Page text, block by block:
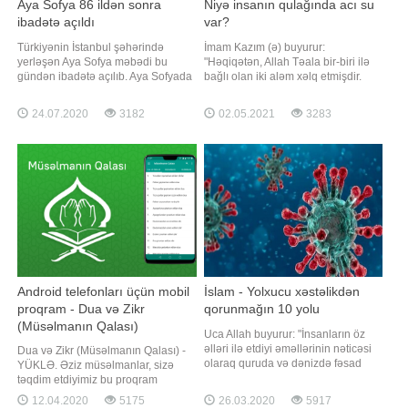
Aya Sofya 86 ildən sonra
ibadətə açıldı
Türkiyənin İstanbul şəhərində
yerləşən Aya Sofya məbədi bu
gündən ibadətə açılıb. Aya Sofyada
qılınacaq. İbadət zamanı
məbəddəki rəsmlərin üzəri
rəsmlərin üzəri açılacaq. Xatırladaq
ki, Türkiyə məhkəməsi İstanbuldak
24.07.2020 3182
Niyə insanın qulağında acı su
var?
İmam Kazım (ə) buyurur:
"Həqiqətən, Allah Təala bir-biri ilə
bağlı olan iki aləm xəlq etmişdir.
Suflidir. Hər iki aləmin yaradılışını
insanda icad etmişdir. Necə ki, bu
insanın başını da kürəvi şəklində
xəlq etmişdir. İnsanı
02.05.2021 3283
Android telefonları üçün mobil
proqram - Dua və Zikr
(Müsəlmanın Qalası)
Dua və Zikr (Müsəlmanın Qalası) -
YÜKLƏ. Əziz müsəlmanlar, sizə
təqdim etdiyimiz bu proqram
"Müsəlmanın Qalası" kitabçasının
12.04.2020 5175
İslam - Yolxucu xəstəlikdən
qorunmağın 10 yolu
Uca Allah buyurur: "İnsanların öz
əlləri ilə et­diyi əməllərinin nəticəsi
ola­raq qu­ru­da və də­nizdə fə­sad
bir qis­mi­ni daddırsın. Bəl­kə, onlar
26.03.2020 5917